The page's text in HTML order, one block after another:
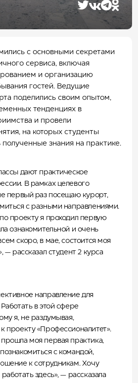
«Манжерокер»
«Лес Чудес»
5*
Катуни
для гостей курорта
коррупции
с основными секретами
сервиса, включая
и организацию
гостей. Ведущие
поделились своим опытом,
тенденциях в
и провели
на которых студенты
знания на практике.
дают практическое
В рамках целевого
первый раз посещаю курорт,
с разными направлениями.
проекту я проходил первую
ознакомительной и очень
скоро, в мае, состоится моя
— рассказал студент 2 курса
направление для
в этой сфере
я, не раздумывая,
проекту «Профессионалитет».
моя первая практика,
с командой,
к сотрудникам. Хочу
здесь», — рассказала